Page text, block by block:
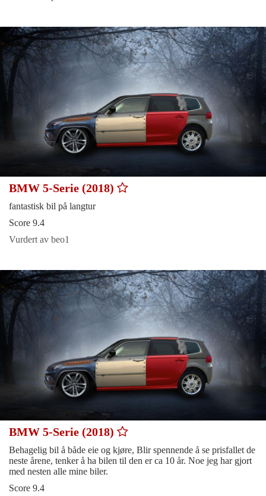
BMW 5-Serie (2018)
fantastisk bil på langtur
Score 9.4
Vurdert av beo1
BMW 5-Serie (2018)
Behagelig bil å både eie og kjøre, Blir spennende å se prisfallet de
neste årene, tenker å ha bilen til den er ca 10 år. Noe jeg har gjort
med nesten alle mine biler.
Score 9.4